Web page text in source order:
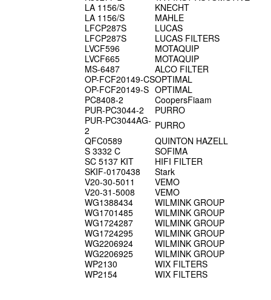
LA 1156/S
KNECHT
LA 1156/S
MAHLE
LFCP287S
LUCAS
LFCP287S
LUCAS FILTERS
LVCF596
MOTAQUIP
LVCF665
MOTAQUIP
MS-6487
ALCO FILTER
OP-FCF20149-CSOPTIMAL
OP-FCF20149-S OPTIMAL
PC8408-2
CoopersFiaam
PUR-PC3044-2
PURRO
PUR-PC3044AG-
2
PURRO
QFC0589
QUINTON HAZELL
S 3332 C
SOFIMA
SC 5137 KIT
HIFI FILTER
SKIF-0170438
Stark
V20-30-5011
VEMO
V20-31-5008
VEMO
WG1388434
WILMINK GROUP
WG1701485
WILMINK GROUP
WG1724287
WILMINK GROUP
WG1724295
WILMINK GROUP
WG2206924
WILMINK GROUP
WG2206925
WILMINK GROUP
WP2130
WIX FILTERS
WP2154
WIX FILTERS